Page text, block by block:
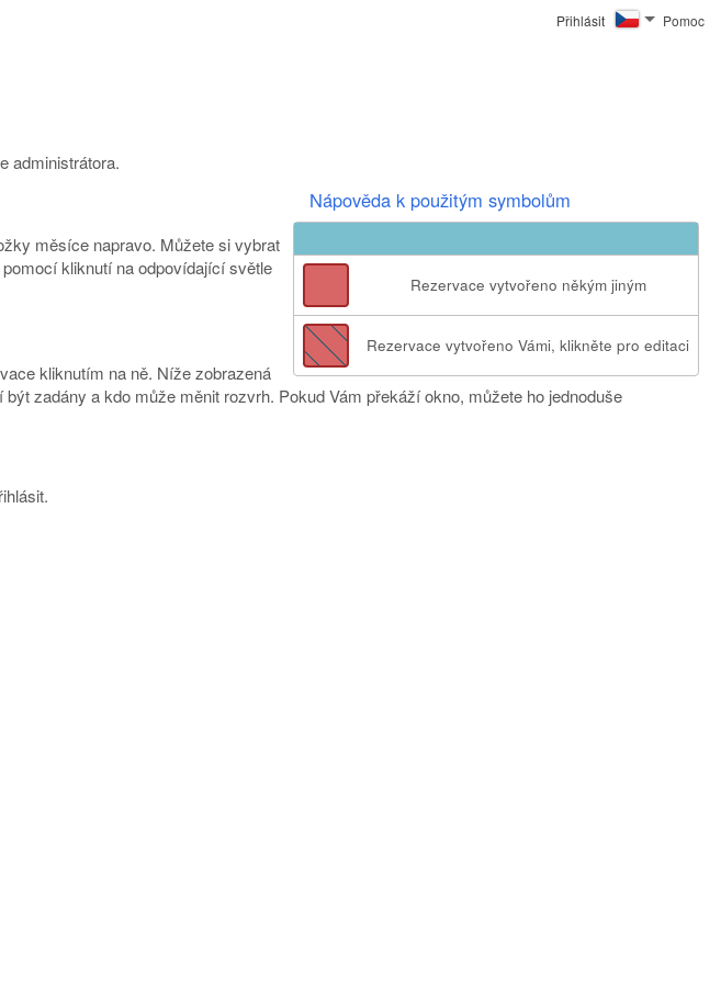
Přihlásit Pomoc
administrátora.
Nápověda k použitým symbolům
Rezervace vytvořeno někým jiným
Rezervace vytvořeno Vámi, klikněte pro editaci
měsíce napravo. Můžete si vybrat
kliknutí na odpovídající světle
kliknutím na ně. Níže zobrazená
zadány a kdo může měnit rozvrh. Pokud Vám překáží okno, můžete ho jednoduše